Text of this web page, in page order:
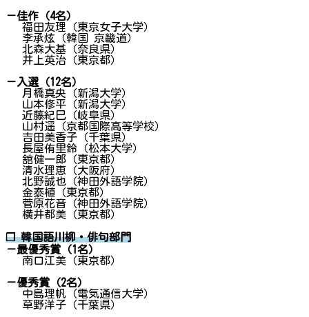
－佳作（4名）
福田友理（東京女子大学）
李承炫（韓国 京畿道）
北森大基（奈良県）
井上英治（東京都）
－入選（12名）
月橋真央（新潟大学）
山本修平（新潟大学）
近藤紀巳（岐阜県）
山村遥（京都国際高等学校）
吉田美香子（千葉県）
長屋侑里鈴（松本大学）
舘健一郎（東京都）
清水理恵（大阪府）
北野誠也（神田外語学院）
金泰植（東京都）
菅原花音（神田外語学院）
横井都美（東京都）
❐ 韓国語川柳・俳句部門
－最優秀賞（1名）
南口江美（東京都）
－優秀賞（2名）
中島理帆（電気通信大学）
草野洋子（千葉県）